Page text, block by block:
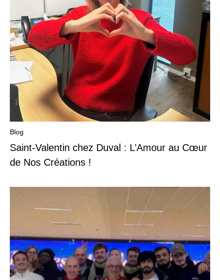
Blog
Saint-Valentin chez Duval : L’Amour au Cœur
de Nos Créations !